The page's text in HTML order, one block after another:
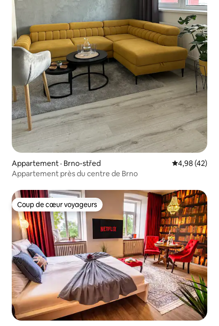
Appartement · Brno-střed Note
4,98 (42)
Appartement près du centre de Brno
Coup de cœur voyageurs
Coup de cœur voyageurs